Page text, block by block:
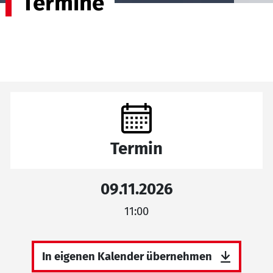
Termin
09.11.2026
11:00
In eigenen Kalender übernehmen